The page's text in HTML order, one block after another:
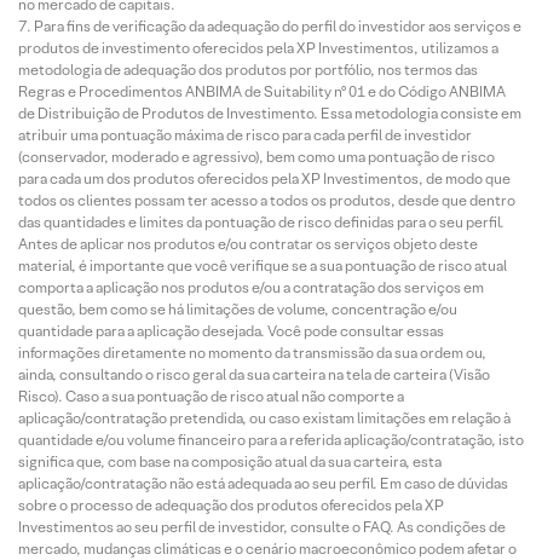
no mercado de capitais.
Para fins de verificação da adequação do perfil do investidor aos serviços e
produtos de investimento oferecidos pela XP Investimentos, utilizamos a
metodologia de adequação dos produtos por portfólio, nos termos das
Regras e Procedimentos ANBIMA de Suitability nº 01 e do Código ANBIMA
de Distribuição de Produtos de Investimento. Essa metodologia consiste em
atribuir uma pontuação máxima de risco para cada perfil de investidor
(conservador, moderado e agressivo), bem como uma pontuação de risco
para cada um dos produtos oferecidos pela XP Investimentos, de modo que
todos os clientes possam ter acesso a todos os produtos, desde que dentro
das quantidades e limites da pontuação de risco definidas para o seu perfil.
Antes de aplicar nos produtos e/ou contratar os serviços objeto deste
material, é importante que você verifique se a sua pontuação de risco atual
comporta a aplicação nos produtos e/ou a contratação dos serviços em
questão, bem como se há limitações de volume, concentração e/ou
quantidade para a aplicação desejada. Você pode consultar essas
informações diretamente no momento da transmissão da sua ordem ou,
ainda, consultando o risco geral da sua carteira na tela de carteira (Visão
Risco). Caso a sua pontuação de risco atual não comporte a
aplicação/contratação pretendida, ou caso existam limitações em relação à
quantidade e/ou volume financeiro para a referida aplicação/contratação, isto
significa que, com base na composição atual da sua carteira, esta
aplicação/contratação não está adequada ao seu perfil. Em caso de dúvidas
sobre o processo de adequação dos produtos oferecidos pela XP
Investimentos ao seu perfil de investidor, consulte o FAQ. As condições de
mercado, mudanças climáticas e o cenário macroeconômico podem afetar o